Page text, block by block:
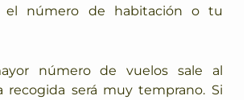
el número de habitación o tu
número de vuelos sale al
recogida será muy temprano. Si